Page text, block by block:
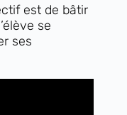
est de bâtir
se
ses